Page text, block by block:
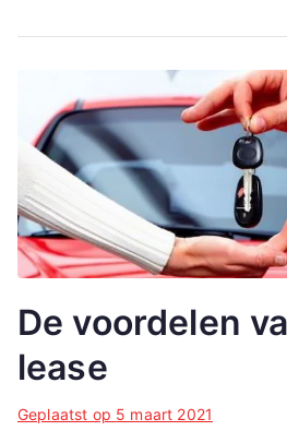
De voordelen
lease
Geplaatst op 5 maart 2021